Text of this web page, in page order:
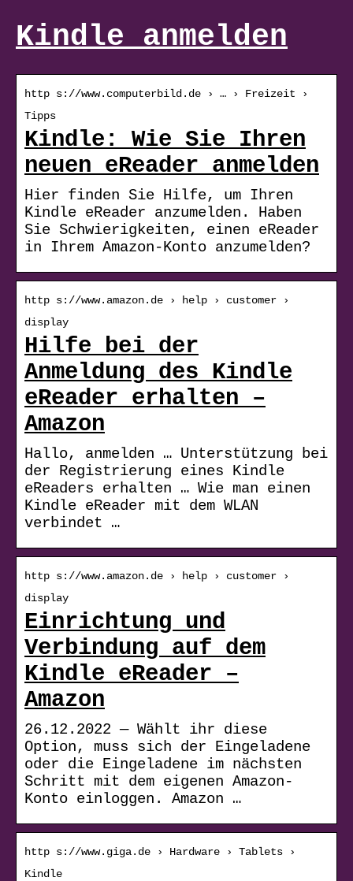
Kindle anmelden
http s://www.computerbild.de › … › Freizeit ›
Tipps
Kindle: Wie Sie Ihren
neuen eReader anmelden
Hier finden Sie Hilfe, um Ihren
Kindle eReader anzumelden. Haben
Sie Schwierigkeiten, einen eReader
in Ihrem Amazon-Konto anzumelden?
http s://www.amazon.de › help › customer ›
display
Hilfe bei der
Anmeldung des Kindle
eReader erhalten –
Amazon
Hallo, anmelden … Unterstützung bei
der Registrierung eines Kindle
eReaders erhalten … Wie man einen
Kindle eReader mit dem WLAN
verbindet …
http s://www.amazon.de › help › customer ›
display
Einrichtung und
Verbindung auf dem
Kindle eReader –
Amazon
26.12.2022 — Wählt ihr diese
Option, muss sich der Eingeladene
oder die Eingeladene im nächsten
Schritt mit dem eigenen Amazon-
Konto einloggen. Amazon …
http s://www.giga.de › Hardware › Tablets ›
Kindle